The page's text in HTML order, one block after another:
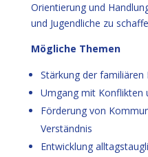
Orientierung und
und Jugendliche zu
Mögliche Themen
Stärkung der familiären
Umgang mit Konflikten
Förderung von
Verständnis
Entwicklung